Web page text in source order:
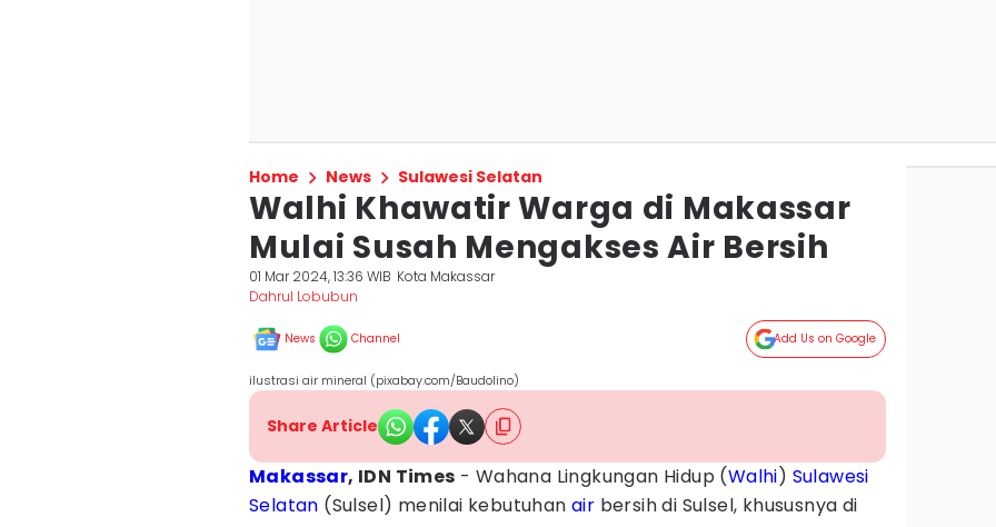
Home News Sulawesi Selatan
Walhi Khawatir Warga di Makassar
Mulai Susah Mengakses Air Bersih
01 Mar 2024, 13:36 WIB Kota Makassar
Dahrul Lobubun
News Channel Add Us on Google
ilustrasi air mineral (pixabay.com/Baudolino)
Share Article
Makassar, IDN Times - Wahana Lingkungan Hidup (Walhi) Sulawesi
Selatan (Sulsel) menilai kebutuhanair bersih di Sulsel, khususnya di